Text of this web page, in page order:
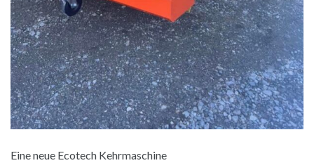
Eine neue Ecotech Kehrmaschine